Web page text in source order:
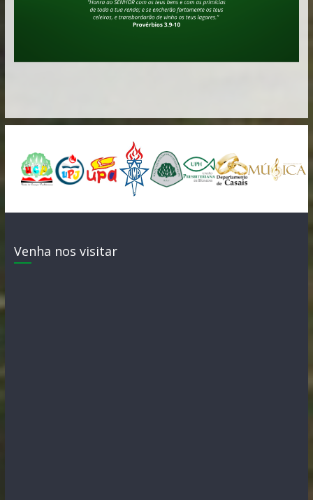
Venha nos visitar